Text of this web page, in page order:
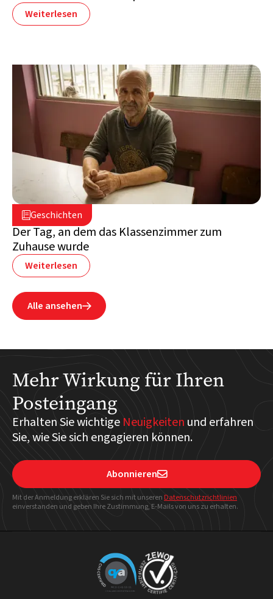
Weiterlesen
Geschichten
2. Juli 2026
Libanon
Der Tag, an dem das Klassenzimmer zum
Zuhause wurde
Weiterlesen
Alle ansehen
Mehr Wirkung für Ihren
Posteingang
Erhalten Sie wichtige Neuigkeiten und erfahren
Sie, wie Sie sich engagieren können.
Abonnieren
Mit der Anmeldung erklären Sie sich mit unserenDatenschutzrichtlinien
einverstanden und geben Ihre Zustimmung, E-Mails von uns zu erhalten.